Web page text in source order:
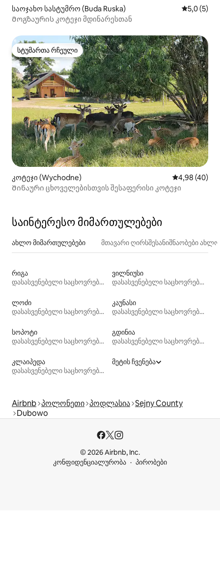
საოჯახო სასტუმრო (Buda Ruska) საშუალო
5,0 (5)
Მოგზაურის კოტეჯი მდინარესთან
სტუმართა რჩეული
სტუმართა რჩეული
კოტეჯი (Wychodne) საშუალო
4,98 (40)
Შინაური ცხოველებისთვის შესაფერისი კოტეჯი
საინტერესო მიმართულებები
ახლო მიმართულებები მთავარი ღირსშესანიშნაობები
რიგა
დასასვენებელი საცხოვრებლები
ვილნიუსი
დასასვენებელი საცხოვრებლები
ლოძი
დასასვენებელი საცხოვრებლები
კაუნასი
დასასვენებელი საცხოვრებლები
სოპოტი
დასასვენებელი საცხოვრებლები
გდინია
დასასვენებელი საცხოვრებლები
კლაიპედა
დასასვენებელი საცხოვრებლები
მეტის ჩვენება
Airbnb პოლონეთი პოდლასია Sejny County
Dubowo
© 2026 Airbnb, Inc.
კონფიდენციალურობა
პირობები